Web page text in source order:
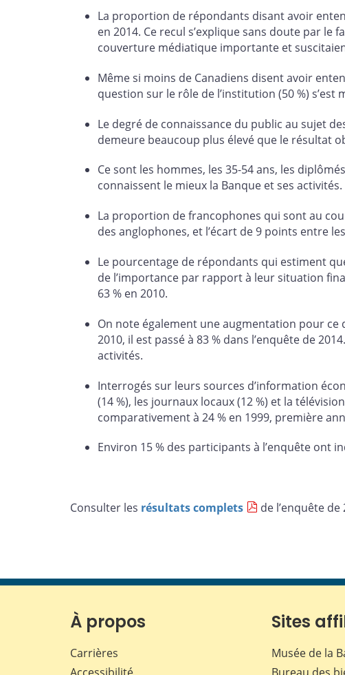
La proportion de répondants disant avoir
en 2014. Ce recul s’explique sans doute par le
couverture médiatique importante et
Même si moins de Canadiens disent avoir
question sur le rôle de l’institution (50 %) s’est
Le degré de connaissance du public au sujet
demeure beaucoup plus élevé que le résultat
Ce sont les hommes, les 35-54 ans, les
connaissent le mieux la Banque et ses activités.
La proportion de francophones qui sont au
des anglophones, et l’écart de 9 points entre
Le pourcentage de répondants qui estiment
de l’importance par rapport à leur situation
63 % en 2010.
On note également une augmentation pour ce
2010, il est passé à 83 % dans l’enquête de
activités.
Interrogés sur leurs sources d’information
(14 %), les journaux locaux (12 %) et la
comparativement à 24 % en 1999, première
Environ 15 % des participants à l’enquête ont
Consulter les résultats complets de l’enquête de
À propos
Carrières
Sites
Musée de la